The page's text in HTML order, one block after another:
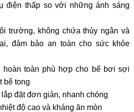
điện thấp so với những ánh sáng
trường, không chứa thủy ngân và
đảm bảo an toàn cho sức khỏe
hoàn toàn phù hợp cho bể bơi sợi
bê tong
đặt đơn giản, nhanh chóng
độ cao và kháng ăn mòn